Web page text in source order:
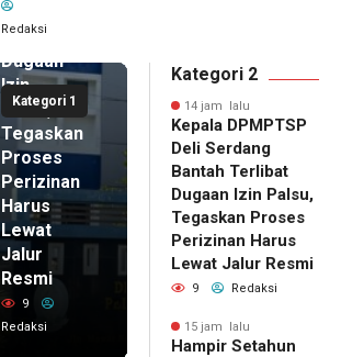
Redaksi
Kategori 1
Bantah
Terlibat
Dugaan
Izin
Palsu,
Tegaskan
Proses
Perizinan
Harus
Lewat
Jalur
Resmi
9
Redaksi
Kategori 2
14 jam lalu
Kepala DPMPTSP
Deli Serdang
Bantah Terlibat
Dugaan Izin Palsu,
Tegaskan Proses
Perizinan Harus
Lewat Jalur Resmi
9 Redaksi
15 jam lalu
Hampir Setahun